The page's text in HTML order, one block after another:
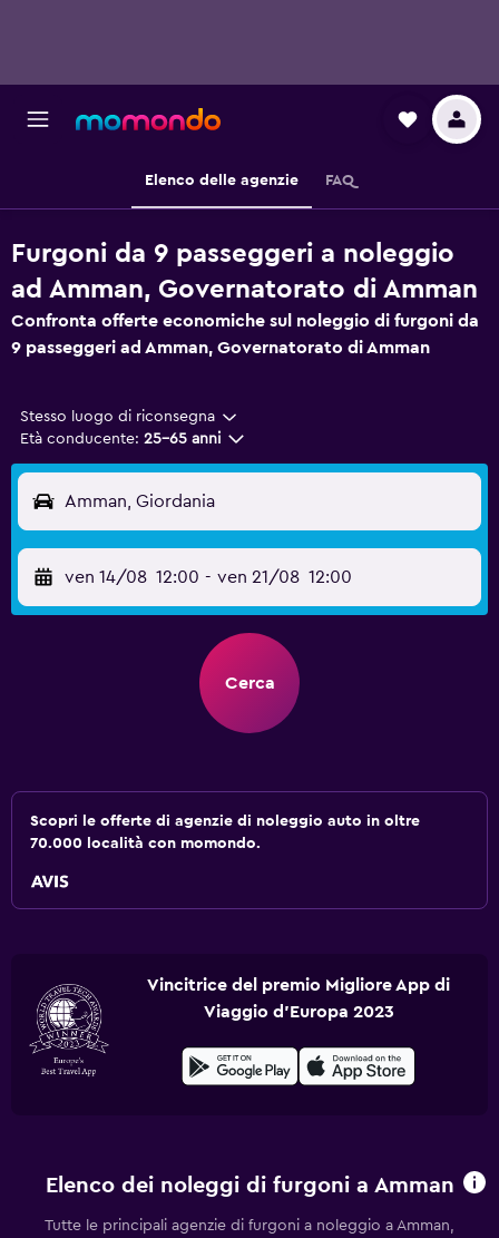
Elenco delle agenzie FAQ
Furgoni da 9 passeggeri a noleggio
ad Amman, Governatorato di Amman
Confronta offerte economiche sul noleggio di furgoni da
9 passeggeri ad Amman, Governatorato di Amman
Stesso luogo di riconsegna
Età conducente: 25-65 anni
Amman, Giordania
ven 14/08 12:00 - ven 21/08 12:00
Cerca
Scopri le offerte di agenzie di noleggio auto in oltre
70.000 località con momondo.
Vincitrice del premio Migliore App di
Viaggio d'Europa 2023
Elenco dei noleggi di furgoni a Amman
Tutte le principali agenzie di furgoni a noleggio a Amman,